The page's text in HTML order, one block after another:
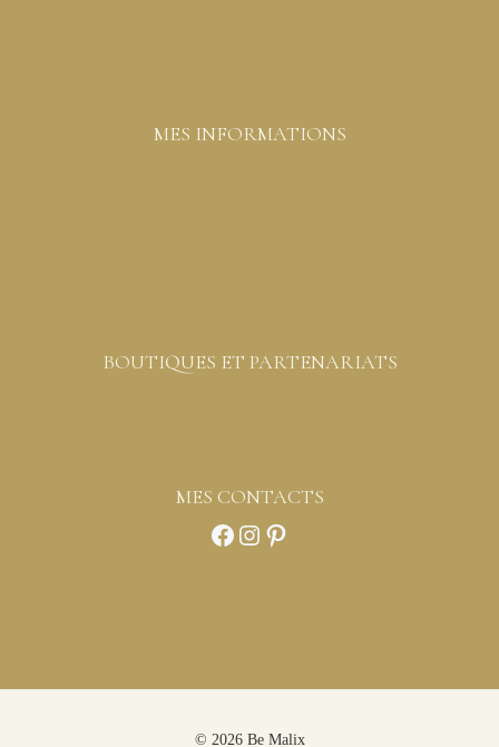
MES INFORMATIONS
BOUTIQUES ET PARTENARIATS
MES CONTACTS
Facebook
Instagram
Pinterest
© 2026 Be Malix